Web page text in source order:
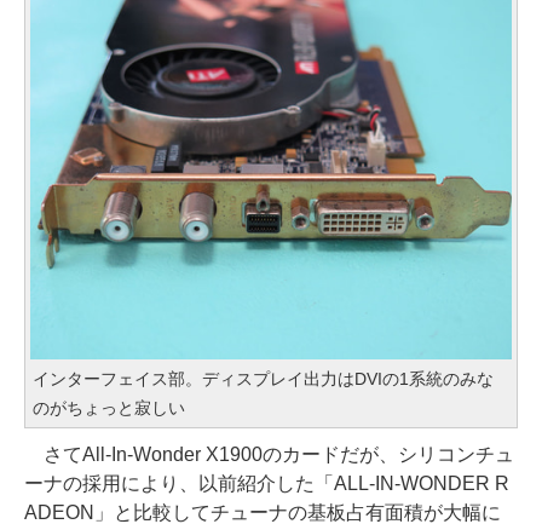
インターフェイス部。ディスプレイ出力はDVIの1系統のみな
のがちょっと寂しい
さてAll-In-Wonder X1900のカードだが、シリコンチュ
ーナの採用により、以前紹介した「ALL-IN-WONDER R
ADEON」と比較してチューナの基板占有面積が大幅に